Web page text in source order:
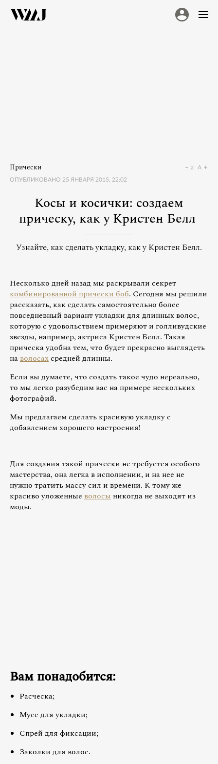
Прически
ОПУБЛИКОВАНО 25 ЯНВАРЯ 2015, 22:02
a A
Косы и косички: создаем
прическу, как у Кристен Белл
Узнайте, как сделать укладку, как у Кристен Белл.
Несколько дней назад мы раскрывали секрет
комбинированной прически боб. Сегодня мы решили
рассказать, как сделать самостоятельно более
повседневный вариант укладки для длинных волос,
которую с удовольствием примеряют и голливудские
звезды, например, актриса Кристен Белл. Такая
прическа удобна тем, что будет прекрасно выглядеть
наволосахсредней длинны.
Если вы думаете, что создать такое чудо нереально,
то мы легко разубедим вас на примере нескольких
фотографий.
Мы предлагаем сделать красивую укладку с
добавлением хорошего настроения!
Для создания такой прически не требуется особого
мастерства, она легка в исполнении, и на нее не
нужно тратить массу сил и времени. К тому же
красиво уложенные волосы никогда не выходят из
моды.
Вам понадобится:
Расческа;
Мусс для укладки;
Спрей для фиксации;
Заколки для волос.